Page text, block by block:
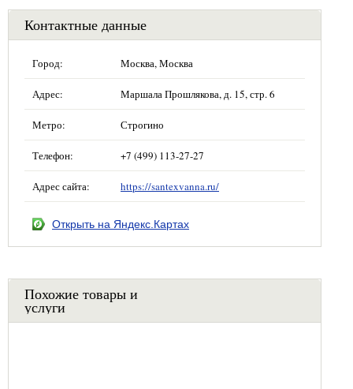
Контактные данные
Город: Москва, Москва
Адрес: Маршала Прошлякова, д. 15, стр. 6
Метро: Строгино
Телефон: +7 (499) 113-27-27
Адрес сайта: https://santexvanna.ru/
Открыть на Яндекс.Картах
Похожие товары и
услуги